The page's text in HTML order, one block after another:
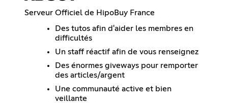
Serveur Officiel de HipoBuy France
Des tutos afin d'aider les membres en
difficultés
Un staff réactif afin de vous renseignez
Des énormes giveways pour remporter
des articles/argent
Une communauté active et bien
veillante